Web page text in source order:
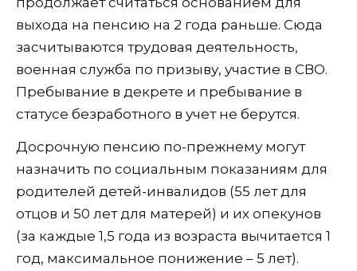
выхода на пенсию на 2 года раньше. Сюда
засчитываются трудовая деятельность,
военная служба по призыву, участие в СВО.
Пребывание в декрете и пребывание в
статусе безработного в учет не берутся.
Досрочную пенсию по-прежнему могут
назначить по социальным показаниям для
родителей детей-инвалидов (55 лет для
отцов и 50 лет для матерей) и их опекунов
(за каждые 1,5 года из возраста вычитается 1
год, максимальное понижение – 5 лет).